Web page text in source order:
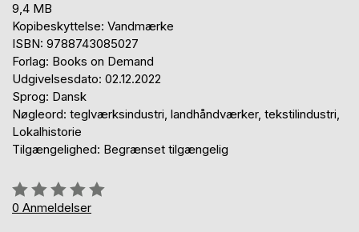
9,4 MB
Kopibeskyttelse: Vandmærke
ISBN: 9788743085027
Forlag: Books on Demand
Udgivelsesdato: 02.12.2022
Sprog: Dansk
Nøgleord: teglværksindustri, landhåndværker, tekstilindustri,
Lokalhistorie
Tilgængelighed: Begrænset tilgængelig
Anmeldelse::
0%
0 Anmeldelser